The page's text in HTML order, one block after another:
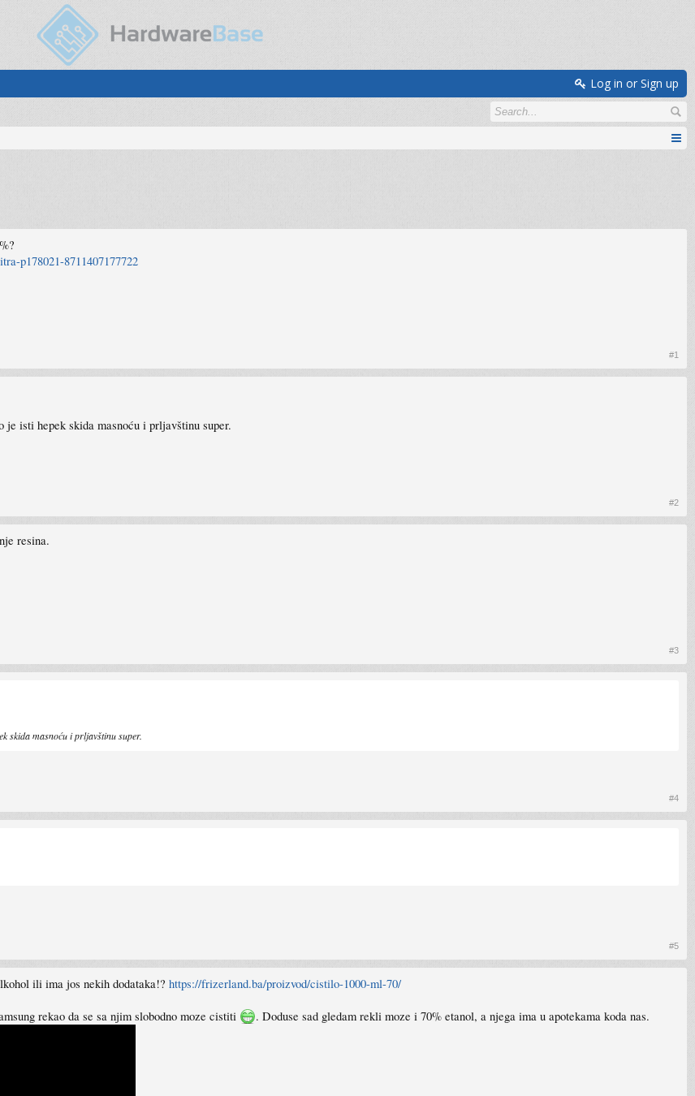
Log in or Sign up
p178021-8711407177722
#1
isti hepek skida masnoću i prljavštinu super.
#2
resina.
#3
skida masnoću i prljavštinu super.
#4
#5
ili ima jos nekih dodataka!? https://frizerland.ba/proizvod/cistilo-1000-ml-70/
rekao da se sa njim slobodno moze cistiti . Doduse sad gledam rekli moze i 70% etanol, a njega ima u apotekama koda nas.